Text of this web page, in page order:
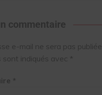
commentaire
e-mail ne sera pas publiée.
sont indiqués avec *
*